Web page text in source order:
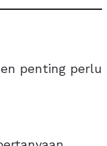
penting perlu